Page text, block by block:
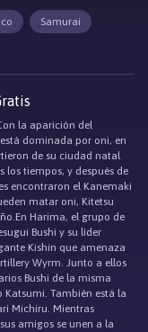
Samurai
la aparición del
dominada por oni, en
de su ciudad natal
tiempos, y después de
encontraron el Kanemaki
matar oni, Kitetsu
Harima, el grupo de
Bushi y su líder
Kishin que amenaza
Wyrm. Junto a ellos
Bushi de la misma
Katsumi. También está la
Michiru. Mientras
amigos se unen a la